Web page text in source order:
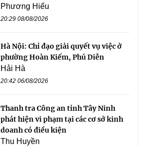
Phương Hiếu
20:29 08/08/2026
Hà Nội: Chỉ đạo giải quyết vụ việc ở
phường Hoàn Kiếm, Phú Diễn
Hải Hà
20:42 06/08/2026
Thanh tra Công an tỉnh Tây Ninh
phát hiện vi phạm tại các cơ sở kinh
doanh có điều kiện
Thu Huyền